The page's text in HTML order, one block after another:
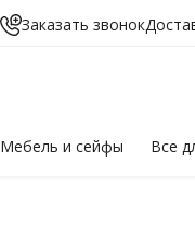
Заказать звонок
Мебельи сейфы Все